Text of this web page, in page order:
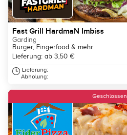
Fast Grill HardmaN Imbiss
Garding
Burger, Fingerfood & mehr
Lieferung: ab 3,50 €
Lieferung:
Abholung:
Geschlossen